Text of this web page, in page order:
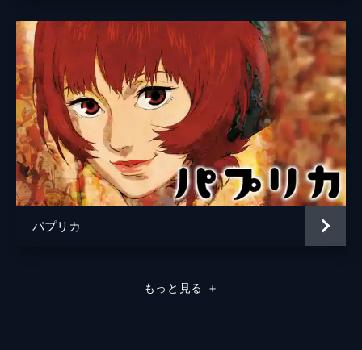
パプリカ
もっと見る ＋